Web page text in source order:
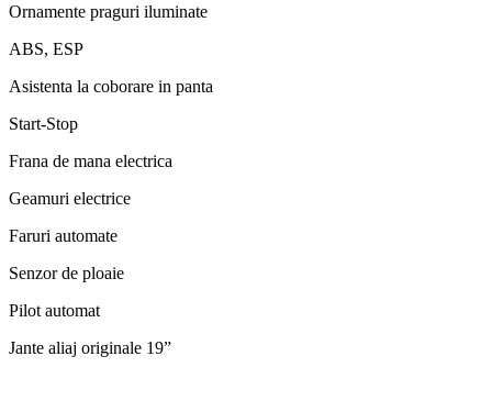
Ornamente praguri iluminate
ABS, ESP
Asistenta la coborare in panta
Start-Stop
Frana de mana electrica
Geamuri electrice
Faruri automate
Senzor de ploaie
Pilot automat
Jante aliaj originale 19”